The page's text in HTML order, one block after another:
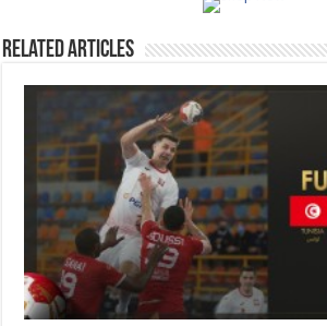
Related Articles